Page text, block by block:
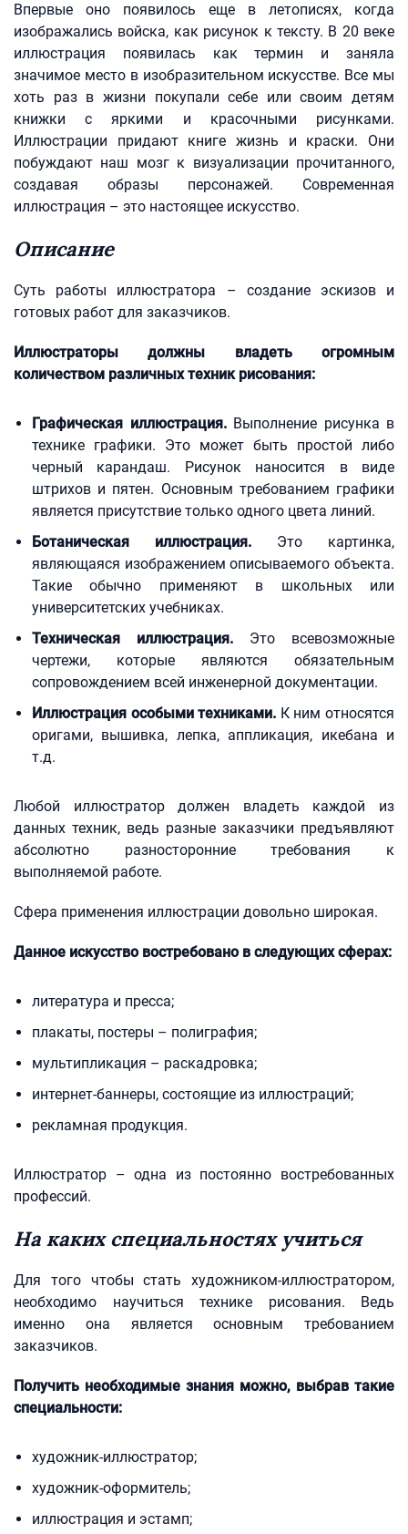
Впервые оно появилось еще в летописях, когда
изображались войска, как рисунок к тексту. В 20 веке
иллюстрация появилась как термин и заняла
значимое место в изобразительном искусстве. Все мы
хоть раз в жизни покупали себе или своим детям
книжки с яркими и красочными рисунками.
Иллюстрации придают книге жизнь и краски. Они
побуждают наш мозг к визуализации прочитанного,
создавая образы персонажей. Современная
иллюстрация – это настоящее искусство.
Описание
Суть работы иллюстратора – создание эскизов и
готовых работ для заказчиков.
Иллюстраторы должны владеть огромным
количеством различных техник рисования:
Графическая иллюстрация.Выполнение рисунка в
технике графики. Это может быть простой либо
черный карандаш. Рисунок наносится в виде
штрихов и пятен. Основным требованием графики
является присутствие только одного цвета линий.
Ботаническая иллюстрация. Это картинка,
являющаяся изображением описываемого объекта.
Такие обычно применяют в школьных или
университетских учебниках.
Техническая иллюстрация. Это всевозможные
чертежи, которые являются обязательным
сопровождением всей инженерной документации.
Иллюстрация особыми техниками. К ним относятся
оригами, вышивка, лепка, аппликация, икебана и
т.д.
Любой иллюстратор должен владеть каждой из
данных техник, ведь разные заказчики предъявляют
абсолютно разносторонние требования к
выполняемой работе.
Сфера применения иллюстрации довольно широкая.
Данное искусство востребовано в следующих сферах:
литература и пресса;
плакаты, постеры – полиграфия;
мультипликация – раскадровка;
интернет-баннеры, состоящие из иллюстраций;
рекламная продукция.
Иллюстратор – одна из постоянно востребованных
профессий.
На каких специальностях учиться
Для того чтобы стать художником-иллюстратором,
необходимо научиться технике рисования. Ведь
именно она является основным требованием
заказчиков.
Получить необходимые знания можно, выбрав такие
специальности:
художник-иллюстратор;
художник-оформитель;
иллюстрация и эстамп;